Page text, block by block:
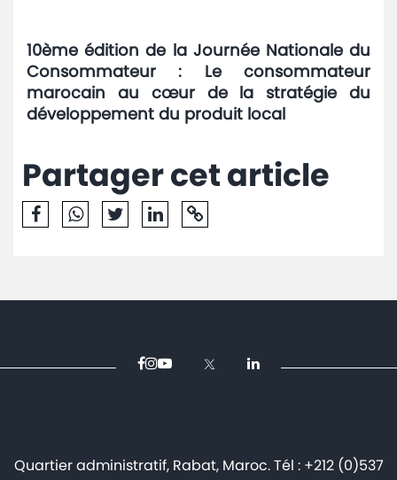
10ème édition de la Journée Nationale du
Consommateur : Le consommateur
marocain au cœur de la stratégie du
développement du produit local
Partager cet article
Quartier administratif, Rabat, Maroc. Tél : +212 (0)537